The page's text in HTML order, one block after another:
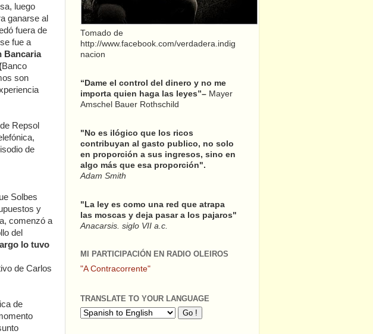
luego
ganarse al
fuera de
fue a
Bancaria
Banco
son
Repsol
de
Solbes
y
comenzó a
del
lo tuvo
de Carlos
de
Tomado de
http://www.facebook.com/verdadera.indig
nacion
“Dame el control del dinero y no me
importa quien haga las leyes”– Mayer
Amschel Bauer Rothschild
"No es ilógico que los ricos
contribuyan al gasto publico, no solo
en proporción a sus ingresos, sino en
algo más que esa proporción".
Adam Smith
"La ley es como una red que atrapa
las moscas y deja pasar a los pajaros"
Anacarsis. siglo VII a.c.
MI PARTICIPACIÓN EN RADIO OLEIROS
"A Contracorrente"
TRANSLATE TO YOUR LANGUAGE